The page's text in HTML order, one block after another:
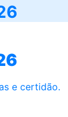
e certidão.